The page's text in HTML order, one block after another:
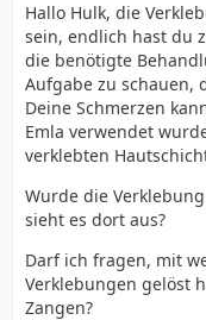
Hallo Hulk, die
sein, endlich hast du
die benötigte
Aufgabe zu schauen,
Deine Schmerzen
Emla verwendet
verklebten
Wurde die
sieht es dort aus?
Darf ich fragen, mit
Verklebungen gelöst
Zangen?